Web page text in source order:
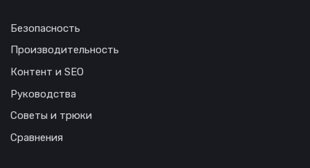
Безопасность
Производительность
Контент и SEO
Руководства
Советы и трюки
Сравнения